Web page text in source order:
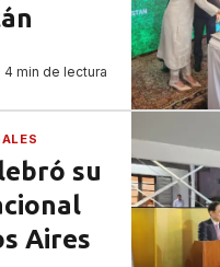
4 min de lectura
su
Aires